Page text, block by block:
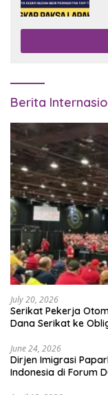
Berita
July 20, 2026
Serikat Pekerja
Dana Serikat ke
June 24, 2026
Dirjen Imigrasi
Indonesia di Forum